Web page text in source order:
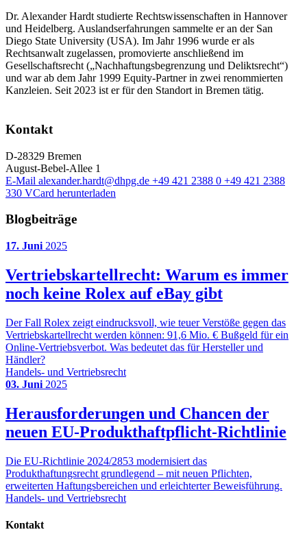
Dr. Alexander Hardt studierte Rechtswissenschaften in Hannover
und Heidelberg. Auslandserfahrungen sammelte er an der San
Diego State University (USA). Im Jahr 1996 wurde er als
Rechtsanwalt zugelassen, promovierte anschließend im
Gesellschaftsrecht („Nachhaftungsbegrenzung und Deliktsrecht“)
und war ab dem Jahr 1999 Equity-Partner in zwei renommierten
Kanzleien. Seit 2023 ist er für den Standort in Bremen tätig.
Kontakt
D-28329 Bremen
August-Bebel-Allee 1
E-Mail alexander.hardt@dhpg.de +49 421 2388 0 +49 421 2388
330 VCard herunterladen
Blogbeiträge
17. Juni 2025
Vertriebskartellrecht: Warum es immer
noch keine Rolex auf eBay gibt
Der Fall Rolex zeigt eindrucksvoll, wie teuer Verstöße gegen das
Vertriebskartellrecht werden können: 91,6 Mio. € Bußgeld für ein
Online-Vertriebsverbot. Was bedeutet das für Hersteller und
Händler?
Handels- und Vertriebsrecht
03. Juni 2025
Herausforderungen und Chancen der
neuen EU-Produkthaftpflicht-Richtlinie
Die EU-Richtlinie 2024/2853 modernisiert das
Produkthaftungsrecht grundlegend – mit neuen Pflichten,
erweiterten Haftungsbereichen und erleichterter Beweisführung.
Handels- und Vertriebsrecht
Kontakt